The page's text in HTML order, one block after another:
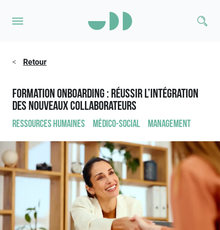
< Retour
Formation Onboarding : réussir l’intégration
des nouveaux collaborateurs
Ressources humaines Médico-social Management